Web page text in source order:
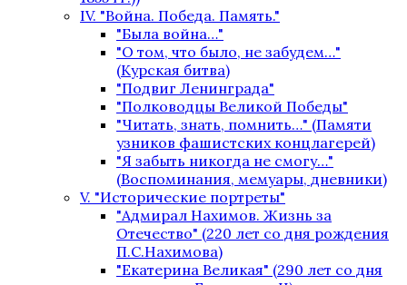
IV. "Война. Победа. Память."
"Была война…"
"О том, что было, не забудем…"
(Курская битва)
"Подвиг Ленинграда"
"Полководцы Великой Победы"
"Читать, знать, помнить…" (Памяти
узников фашистских концлагерей)
"Я забыть никогда не смогу…"
(Воспоминания, мемуары, дневники)
V. "Исторические портреты"
"Адмирал Нахимов. Жизнь за
Отечество" (220 лет со дня рождения
П.С.Нахимова)
"Екатерина Великая" (290 лет со дня